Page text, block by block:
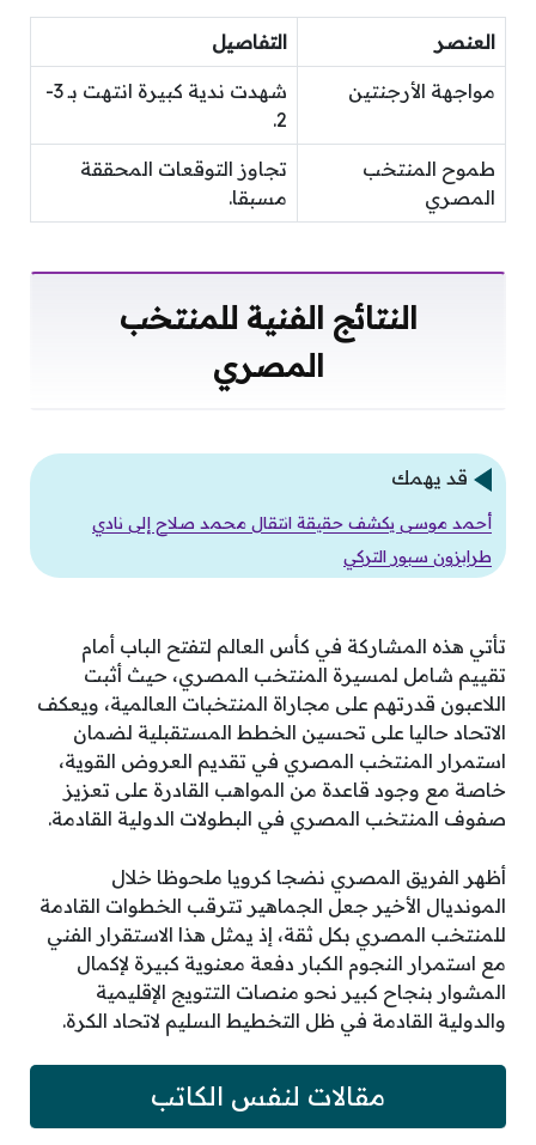
العنصر التفاصيل
مواجهة الأرجنتين
شهدت ندية كبيرة انتهت بـ 3-
2.
طموح المنتخب
المصري
تجاوز التوقعات المحققة
مسبقا.
النتائج الفنية للمنتخب
المصري
قد يهمك
أحمد موسى يكشف حقيقة انتقال محمد صلاح إلى نادي
طرابزون سبور التركي
تأتي هذه المشاركة في كأس العالم لتفتح الباب أمام
تقييم شامل لمسيرة المنتخب المصري، حيث أثبت
اللاعبون قدرتهم على مجاراة المنتخبات العالمية، ويعكف
الاتحاد حاليا على تحسين الخطط المستقبلية لضمان
استمرار المنتخب المصري في تقديم العروض القوية،
خاصة مع وجود قاعدة من المواهب القادرة على تعزيز
صفوف المنتخب المصري في البطولات الدولية القادمة.
أظهر الفريق المصري نضجا كرويا ملحوظا خلال
المونديال الأخير جعل الجماهير تترقب الخطوات القادمة
للمنتخب المصري بكل ثقة، إذ يمثل هذا الاستقرار الفني
مع استمرار النجوم الكبار دفعة معنوية كبيرة لإكمال
المشوار بنجاح كبير نحو منصات التتويج الإقليمية
والدولية القادمة في ظل التخطيط السليم لاتحاد الكرة.
مقالات لنفس الكاتب